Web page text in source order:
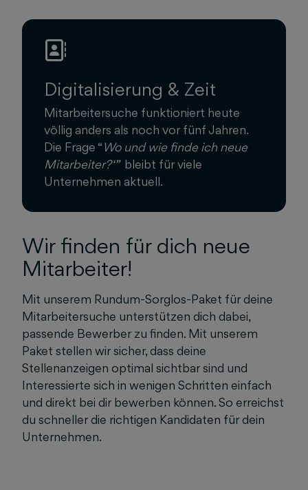
Digitalisierung & Zeit
Mitarbeitersuche funktioniert heute
völlig anders als noch vor fünf Jahren.
Die Frage “Wo und wie finde ich neue
Mitarbeiter?‘” bleibt für viele
Unternehmen aktuell.
Wir finden für dich neue
Mitarbeiter!
Mit unserem Rundum-Sorglos-Paket für deine
Mitarbeitersuche unterstützen dich dabei,
passende Bewerber zu finden. Mit unserem
Paket stellen wir sicher, dass deine
Stellenanzeigen optimal sichtbar sind und
Interessierte sich in wenigen Schritten einfach
und direkt bei dir bewerben können. So erreichst
du schneller die richtigen Kandidaten für dein
Unternehmen.